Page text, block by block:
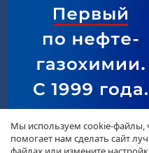
Мы используем cookie-файлы,
помогает нам сделать сайт